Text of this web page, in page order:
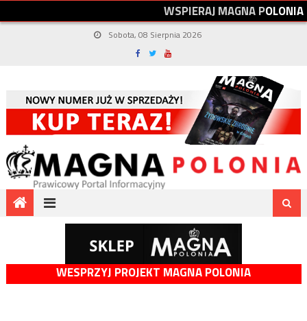
WSPIERAJMAGNAPOLONIA
Sobota, 08 Sierpnia 2026
WESPRZYJ PROJEKT MAGNA POLONIA